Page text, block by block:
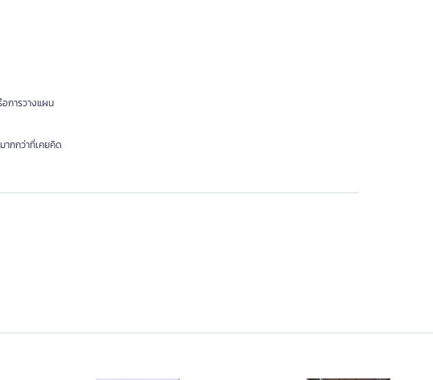
การวางแผน
ากกว่าที่เคยคิด